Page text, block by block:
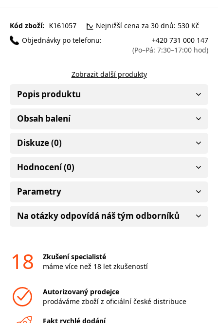
Kód zboží: K161057
Nejnižší cena za 30 dnů: 530 Kč
Objednávky po telefonu:
+420 731 000 147
(Po–Pá: 7:30–17:00 hod)
Zobrazit další produkty
Popis produktu
Obsah balení
Diskuze (0)
Hodnocení (0)
Parametry
Na otázky odpovídá náš tým odborníků
18
Zkušení specialisté
máme více než 18 let zkušeností
Autorizovaný prodejce
prodáváme zboží z oficiální české distribuce
Fakt rychlé dodání